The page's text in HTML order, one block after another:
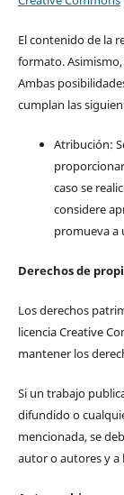
El contenido de la
formato.
Ambas
cumplan las
Atribución:
caso se
considere
promueva a
Derechos de
Los derechos
licencia Creative
mantener los
Si un trabajo
difundido o
mencionada, se
autor o autores y a